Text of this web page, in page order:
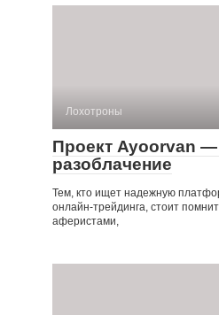
Лохотроны
Проект Ayoorvan
разоблачение
Тем, кто ищет надежную
онлайн-трейдинга, стоит
аферистами,